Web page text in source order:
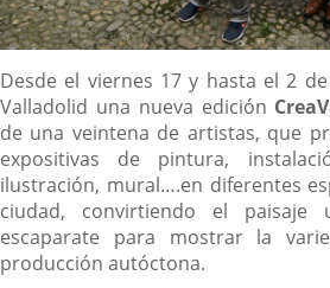
Descripción
Desde el viernes 17 y hasta el 2
Valladolid una nueva edición
de una veintena de artistas, que
expositivas de pintura,
ilustración, mural….en diferentes
ciudad, convirtiendo el
escaparate para mostrar la
producción autóctona.